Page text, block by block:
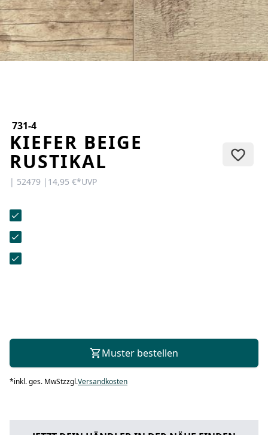
KONTAKT
Sie haben Fragen oder wünschen
eine persönliche Beratung?
Unser Team ist für Sie da –
unser Kontaktformular.
731-4
KIEFER BEIGE
RUSTIKAL
| 52479 | 14,95 €*UVP
Muster bestellen
*inkl. ges. MwStzzgl.Versandkosten